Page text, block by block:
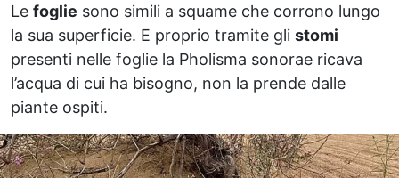
Le foglie sono simili a squame che corrono lungo
la sua superficie. E proprio tramite gli stomi
presenti nelle foglie la Pholisma sonorae ricava
l’acqua di cui ha bisogno, non la prende dalle
piante ospiti.